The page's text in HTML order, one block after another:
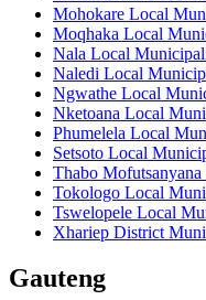
Mohokare Local
Moqhaka Local
Nala Local
Naledi Local
Ngwathe Local
Nketoana Local
Phumelela Local
Setsoto Local
Thabo
Tokologo Local
Tswelopele Local
Xhariep District
Gauteng